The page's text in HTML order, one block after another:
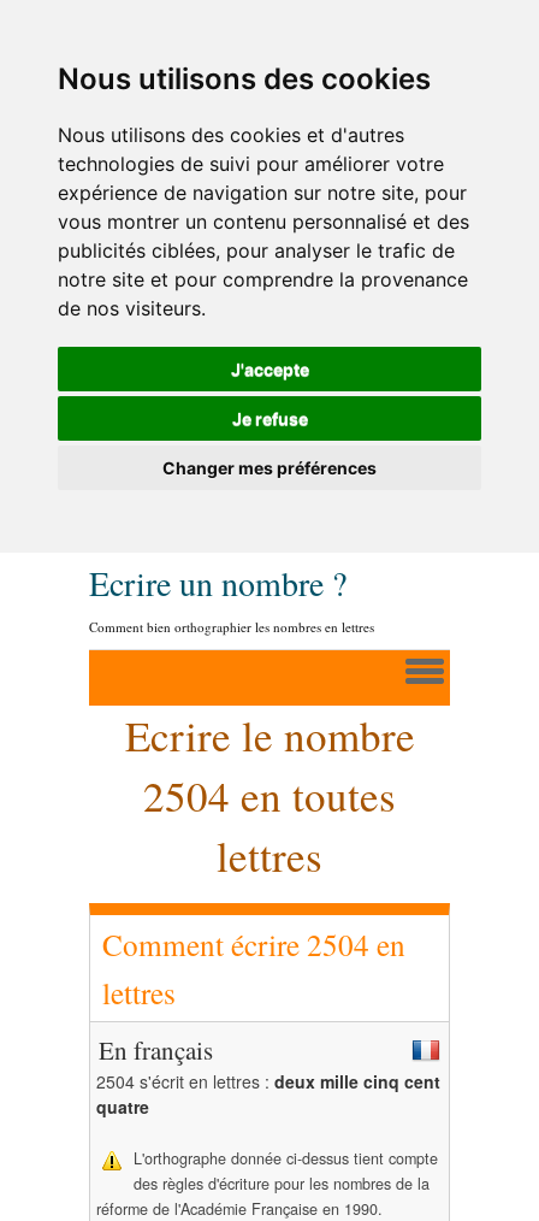
Nous utilisons des cookies
Nous utilisons des cookies et d'autres
technologies de suivi pour améliorer votre
expérience de navigation sur notre site, pour
vous montrer un contenu personnalisé et des
publicités ciblées, pour analyser le trafic de
notre site et pour comprendre la provenance
de nos visiteurs.
J'accepte
Je refuse
Changer mes préférences
Ecrire un nombre ?
Comment bien orthographier les nombres en lettres
Ecrire le nombre
2504 en toutes
lettres
Comment écrire 2504 en
lettres
En français
2504 s'écrit en lettres : deux mille cinq cent
quatre
L'orthographe donnée ci-dessus tient compte
des règles d'écriture pour les nombres de la
réforme de l'Académie Française en 1990.